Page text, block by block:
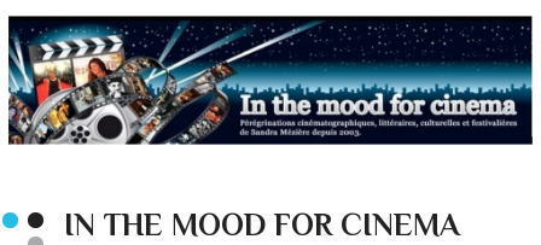
IN THE MOOD FOR CINEMA